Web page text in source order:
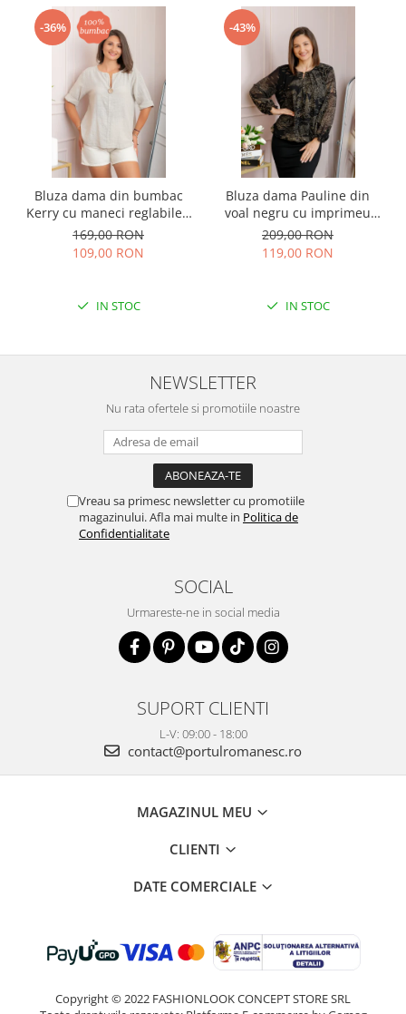
-36%
Bluza dama din bumbac
Kerry cu maneci reglabile -
Ecru
169,00 RON
109,00 RON
IN STOC
-43%
Bluza dama Pauline din
voal negru cu imprimeu
floral auriu
209,00 RON
119,00 RON
IN STOC
NEWSLETTER
Nu rata ofertele si promotiile noastre
Vreau sa primesc newsletter cu promotiile
magazinului. Afla mai multe in Politica de
Confidentialitate
SOCIAL
Urmareste-ne in social media
SUPORT CLIENTI
L-V: 09:00 - 18:00
contact@portulromanesc.ro
MAGAZINUL MEU
CLIENTI
DATE COMERCIALE
Copyright © 2022 FASHIONLOOK CONCEPT STORE SRL